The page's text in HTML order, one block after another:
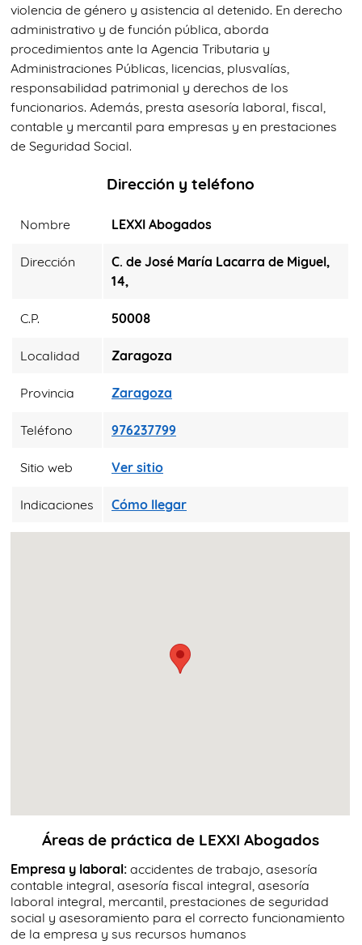
violencia de género y asistencia al detenido. En derecho
administrativo y de función pública, aborda
procedimientos ante la Agencia Tributaria y
Administraciones Públicas, licencias, plusvalías,
responsabilidad patrimonial y derechos de los
funcionarios. Además, presta asesoría laboral, fiscal,
contable y mercantil para empresas y en prestaciones
de Seguridad Social.
Dirección y teléfono
Nombre LEXXI Abogados
Dirección
C. de José María Lacarra de Miguel,
14,
C.P. 50008
Localidad Zaragoza
Provincia Zaragoza
Teléfono 976237799
Sitio web Ver sitio
Indicaciones Cómo llegar
Áreas de práctica de LEXXI Abogados
Empresa y laboral: accidentes de trabajo, asesoría
contable integral, asesoría fiscal integral, asesoría
laboral integral, mercantil, prestaciones de seguridad
social y asesoramiento para el correcto funcionamiento
de la empresa y sus recursos humanos